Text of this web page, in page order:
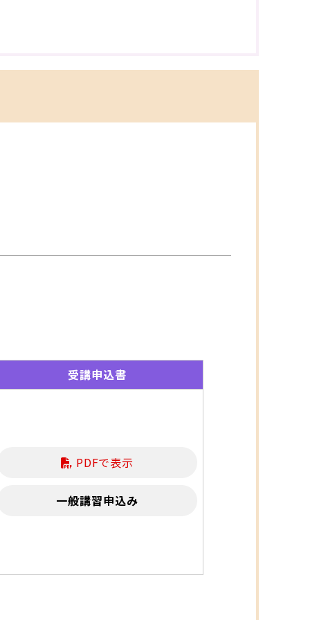
受講申込書
PDFで表示
一般講習申込み